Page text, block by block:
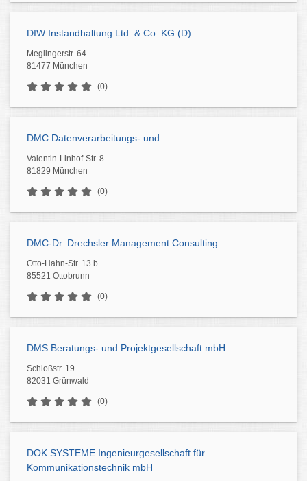
DIW Instandhaltung Ltd. & Co. KG (D)
Meglingerstr. 64
81477 München
(0)
DMC Datenverarbeitungs- und
Valentin-Linhof-Str. 8
81829 München
(0)
DMC-Dr. Drechsler Management Consulting
Otto-Hahn-Str. 13 b
85521 Ottobrunn
(0)
DMS Beratungs- und Projektgesellschaft mbH
Schloßstr. 19
82031 Grünwald
(0)
DOK SYSTEME Ingenieurgesellschaft für
Kommunikationstechnik mbH